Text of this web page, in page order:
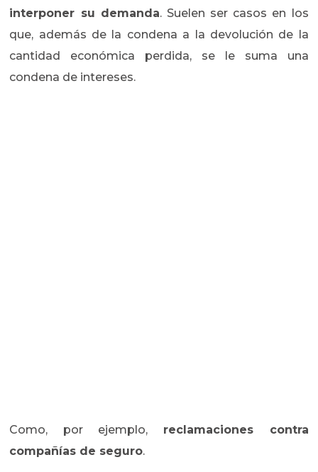
interponer su demanda. Suelen ser casos en los
que, además de la condena a la devolución de la
cantidad económica perdida, se le suma una
condena de intereses.
Como, por ejemplo, reclamaciones contra
compañías de seguro.